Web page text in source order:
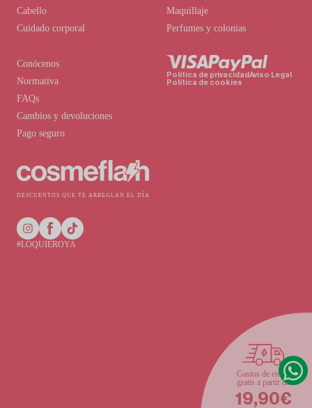
DESCUENTOS QUE TE ARREGLAN EL DÍA
Conócenos
Normativa
FAQs
Cambios y devoluciones
Pago seguro
Cabello
Cuidado corporal
Maquillaje
Perfumes y colonias
Política de privacidadAviso Legal
Política de cookies
#LOQUIEROYA
Gastos de envío
gratis a partir de
19,90€